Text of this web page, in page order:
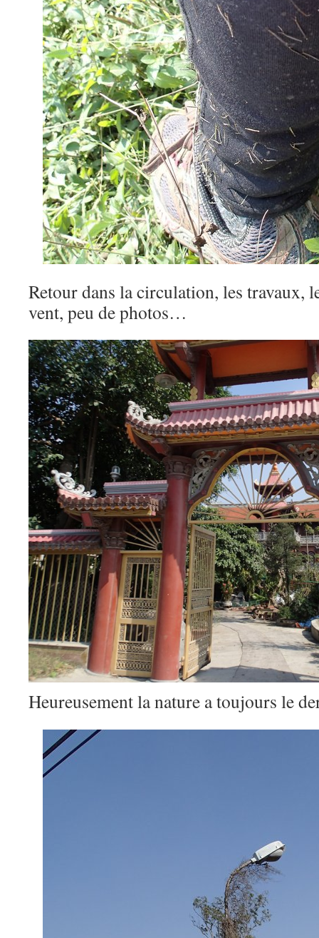
Retour dans la circulation, les travaux,
vent, peu de photos…
Heureusement la nature a toujours le